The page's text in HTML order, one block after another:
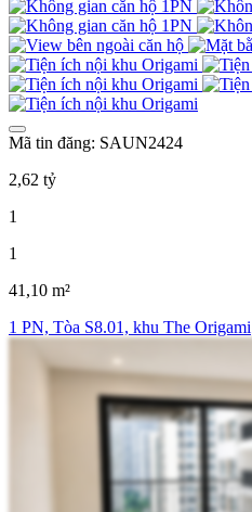
Mã tin đăng: SAUN2424
2,62 tỷ
1
1
41,10 m²
1 PN, Tòa S8.01, khu The Origami